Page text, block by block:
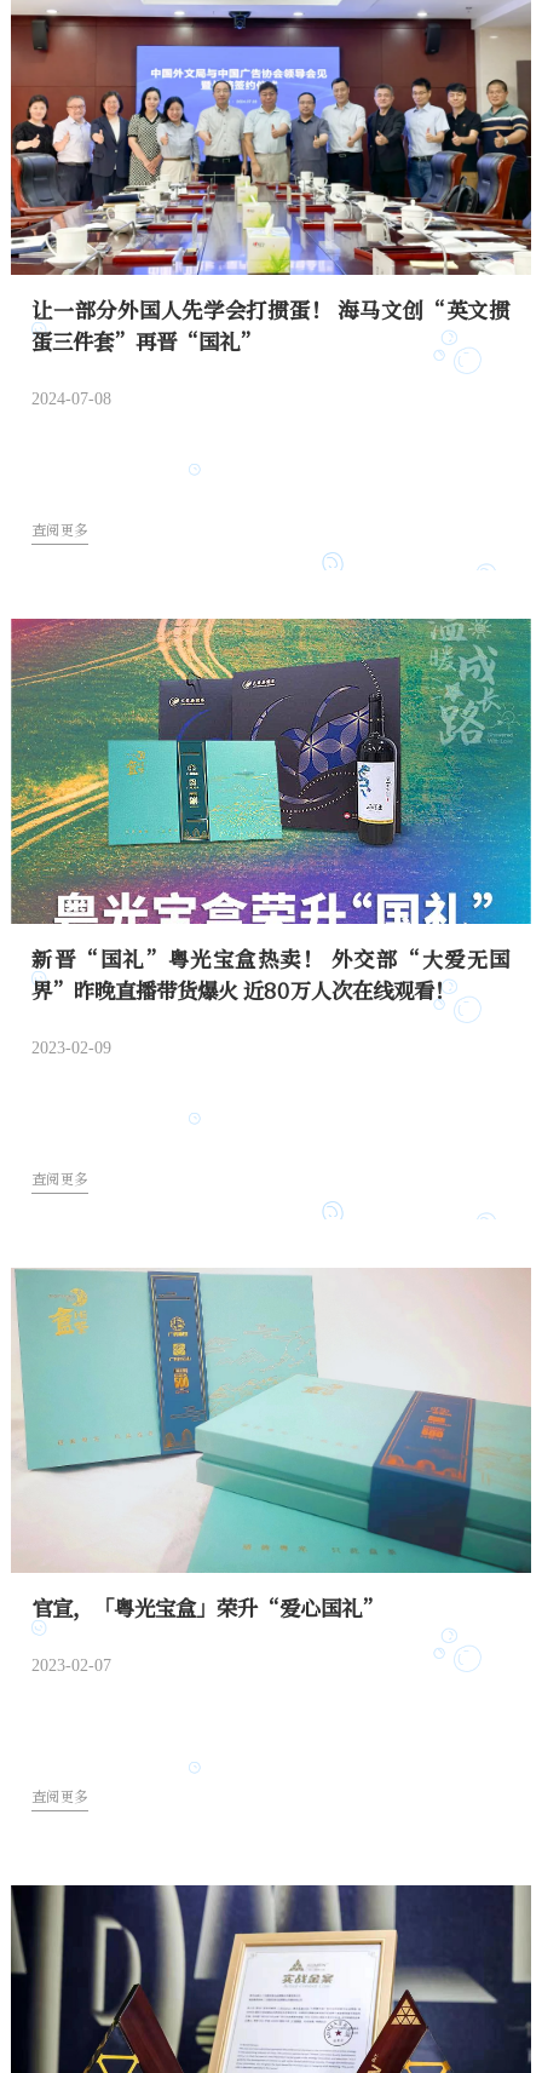
让一部分外国人先学会打掼蛋！ 海马文创“英文掼
蛋三件套”再晋“国礼”
2024-07-08
查阅更多
新晋“国礼”粤光宝盒热卖！ 外交部“大爱无国
界”昨晚直播带货爆火 近80万人次在线观看！
2023-02-09
查阅更多
官宣，「粤光宝盒」荣升“爱心国礼”
2023-02-07
查阅更多